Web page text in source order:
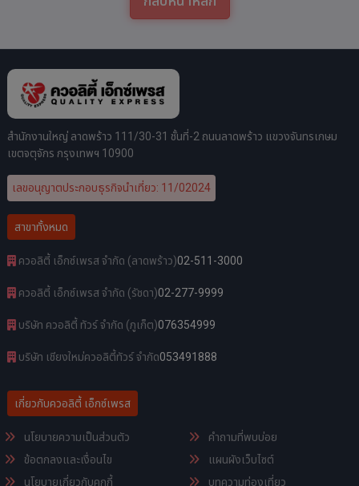
สำนักงานใหญ่ ลาดพร้าว 111/30-31 ชั้นที่-2 ถนนลาดพร้าว แขวงจันทรเกษม
เขตจตุจักร กรุงเทพฯ 10900
เลขอนุญาตประกอบธุรกิจนำเที่ยว: 11/02024
สาขาทั้งหมด
ควอลิตี้ เอ็กซ์เพรส จำกัด (ลาดพร้าว)02-511-3000
ควอลิตี้ เอ็กซ์เพรส จำกัด (รัชดา)02-277-9999
บริษัท ควอลิตี้ ทัวร์ จำกัด (ภูเก็ต)076354999
บริษัท เชียงใหม่ควอลิตี้ทัวร์ จำกัด053491888
เกี่ยวกับควอลิตี้ เอ็กซ์เพรส
นโยบายความเป็นส่วนตัว
ข้อตกลงและเงื่อนไข
นโยบายเกี่ยวกับคุกกี้
คำถามที่พบบ่อย
แผนผังเว็บไซต์
บทความท่องเที่ยว